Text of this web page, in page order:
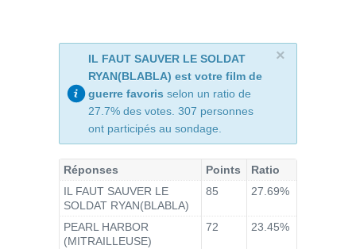
×
IL FAUT SAUVER LE SOLDAT
RYAN(BLABLA) est votre film de
guerre favoris selon un ratio de
27.7% des votes. 307 personnes
ont participés au sondage.
Réponses Points
Ratio
IL FAUT SAUVER LE
SOLDAT RYAN(BLABLA)
85 27.69%
PEARL HARBOR
(MITRAILLEUSE)
72 23.45%